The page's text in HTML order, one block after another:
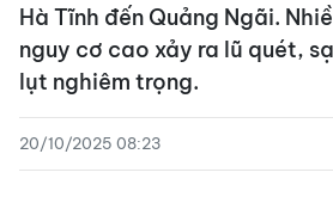
Hà Tĩnh đến Quảng Ngãi.
nguy cơ cao xảy ra lũ quét,
lụt nghiêm trọng.
20/10/2025 08:23